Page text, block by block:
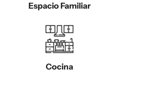
Espacio Familiar
Cocina